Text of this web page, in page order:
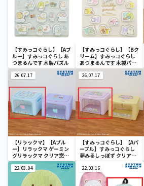
【すみっコぐらし】【Aブ
ルー】すみっコぐらし あ
つまるんです 木製パズル
【すみっコぐらし】【Bク
リーム】すみっコぐらし
あつまるんです 木製パズ
ル
26.07.17
【リラックマ】【Aブル
ー】リラックマ ゲーミン
グリラックマ クリア窓付
き収納ボックス
26.07.17
【すみっコぐらし】【Aパ
ープル】すみっコぐらし
夢みるしっぽず クリア窓
22.03.04 22.03.16